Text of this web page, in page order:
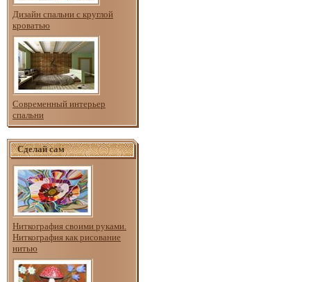
Дизайн спальни с круглой
кроватью
Современный интерьер
спальни
Сделай сам
Ниткография своими руками.
Ниткография как рисование
нитью